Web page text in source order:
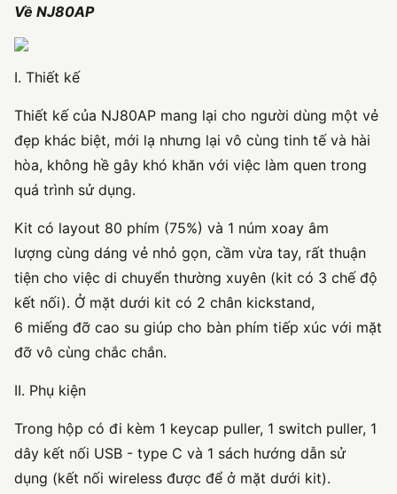
Về NJ80AP
I. Thiết kế
Thiết kế của NJ80AP mang lại cho người dùng một vẻ
đẹp khác biệt, mới lạ nhưng lại vô cùng tinh tế và hài
hòa, không hề gây khó khăn với việc làm quen trong
quá trình sử dụng.
Kit có layout 80 phím (75%) và 1 núm xoay âm
lượng cùng dáng vẻ nhỏ gọn, cầm vừa tay, rất thuận
tiện cho việc di chuyển thường xuyên (kit có 3 chế độ
kết nối). Ở mặt dưới kit có 2 chân kickstand,
6 miếng đỡ cao su giúp cho bàn phím tiếp xúc với mặt
đỡ vô cùng chắc chắn.
II. Phụ kiện
Trong hộp có đi kèm 1 keycap puller, 1 switch puller, 1
dây kết nối USB - type C và 1 sách hướng dẫn sử
dụng (kết nối wireless được để ở mặt dưới kit).